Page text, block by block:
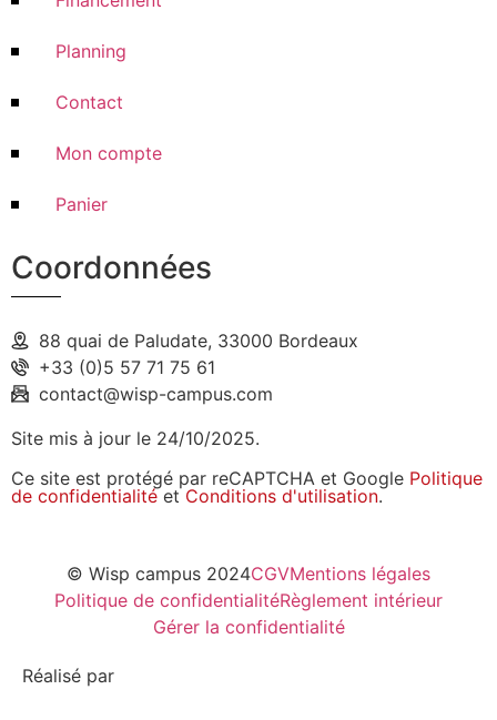
Planning
Contact
Mon compte
Panier
Coordonnées
88 quai de Paludate, 33000 Bordeaux
+33 (0)5 57 71 75 61
contact@wisp-campus.com
Site mis à jour le 24/10/2025.
Ce site est protégé par reCAPTCHA et Google Politique
de confidentialitéet Conditions d'utilisation.
© Wisp campus 2024CGVMentions légales
Politique de confidentialitéRèglement intérieur
Gérer la confidentialité
Réalisé par